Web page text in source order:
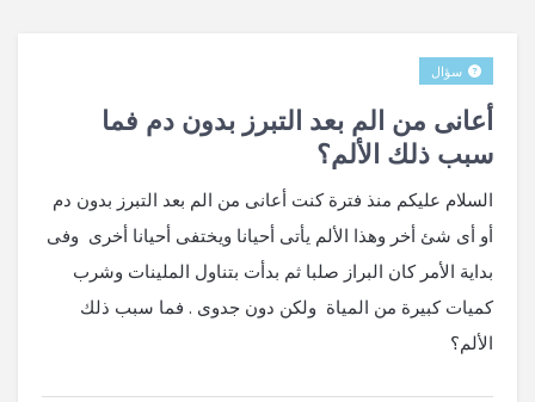
أعانى من الم بعد التبرز بدون دم فما
سبب ذلك الألم؟
سؤال
السلام عليكم منذ فترة كنت أعانى من الم بعد التبرز بدون دم
أو أى شئ أخر وهذا الألم يأتى أحيانا ويختفى أحيانا أخرى وفى
بداية الأمر كان البراز صلبا ثم بدأت بتناول الملينات وشرب
كميات كبيرة من المياة ولكن دون جدوى . فما سبب ذلك
الألم؟